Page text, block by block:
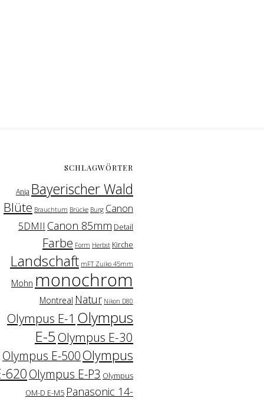
SCHLAGWÖRTER
Anja Bayerischer Wald
Blüte Brauchtum Brücke Burg Canon
5DMII Canon 85mm Detail
Farbe Form Herbst Kirche
Landschaft mFT Zuiko 45mm
Mohn monochrom
Montreal Natur Nikon D80
Olympus E-1 Olympus
E-5 Olympus E-30
Olympus E-500Olympus
620Olympus E-P3 Olympus
OM-D E-M5 Panasonic 14-